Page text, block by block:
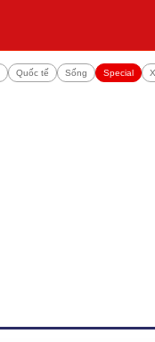
Quốc tế Sống Special